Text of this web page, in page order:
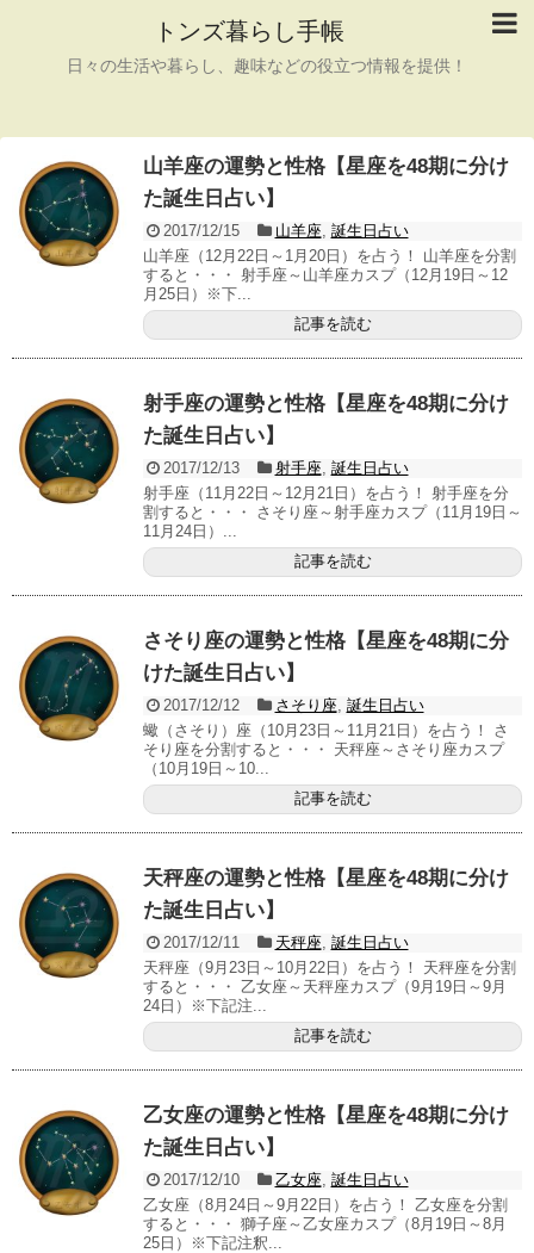
トンズ暮らし手帳
日々の生活や暮らし、趣味などの役立つ情報を提供！
山羊座の運勢と性格【星座を48期に分け
た誕生日占い】
2017/12/15 山羊座, 誕生日占い
山羊座（12月22日～1月20日）を占う！ 山羊座を分割
すると・・・ 射手座～山羊座カスプ（12月19日～12
月25日）※下...
記事を読む
射手座の運勢と性格【星座を48期に分け
た誕生日占い】
2017/12/13 射手座, 誕生日占い
射手座（11月22日～12月21日）を占う！ 射手座を分
割すると・・・ さそり座～射手座カスプ（11月19日～
11月24日）...
記事を読む
さそり座の運勢と性格【星座を48期に分
けた誕生日占い】
2017/12/12 さそり座, 誕生日占い
蠍（さそり）座（10月23日～11月21日）を占う！ さ
そり座を分割すると・・・ 天秤座～さそり座カスプ
（10月19日～10...
記事を読む
天秤座の運勢と性格【星座を48期に分け
た誕生日占い】
2017/12/11 天秤座, 誕生日占い
天秤座（9月23日～10月22日）を占う！ 天秤座を分割
すると・・・ 乙女座～天秤座カスプ（9月19日～9月
24日）※下記注...
記事を読む
乙女座の運勢と性格【星座を48期に分け
た誕生日占い】
2017/12/10 乙女座, 誕生日占い
乙女座（8月24日～9月22日）を占う！ 乙女座を分割
すると・・・ 獅子座～乙女座カスプ（8月19日～8月
25日）※下記注釈...